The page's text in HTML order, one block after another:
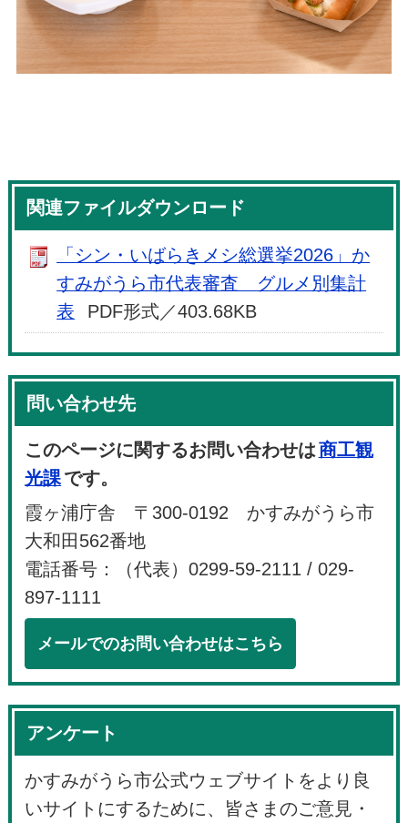
関連ファイルダウンロード
「シン・いばらきメシ総選挙2026」か
すみがうら市代表審査 グルメ別集計
表
PDF形式／403.68KB
問い合わせ先
このページに関するお問い合わせは商工観
光課です。
霞ヶ浦庁舎 〒300-0192 かすみがうら市
大和田562番地
電話番号：（代表）0299-59-2111 / 029-
897-1111
メールでのお問い合わせはこちら
アンケート
かすみがうら市公式ウェブサイトをより良
いサイトにするために、皆さまのご意見・